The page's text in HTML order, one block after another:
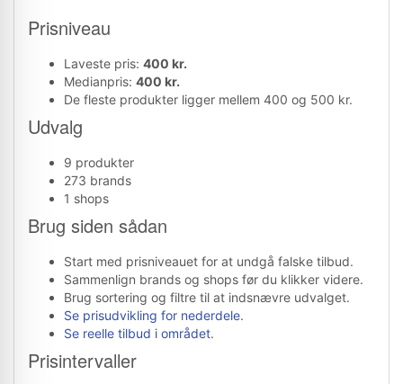
Prisniveau
Laveste pris: 400 kr.
Medianpris: 400 kr.
De fleste produkter ligger mellem 400 og 500 kr.
Udvalg
9 produkter
273 brands
1 shops
Brug siden sådan
Start med prisniveauet for at undgå falske tilbud.
Sammenlign brands og shops før du klikker videre.
Brug sortering og filtre til at indsnævre udvalget.
Se prisudvikling for nederdele.
Se reelle tilbud i området.
Prisintervaller